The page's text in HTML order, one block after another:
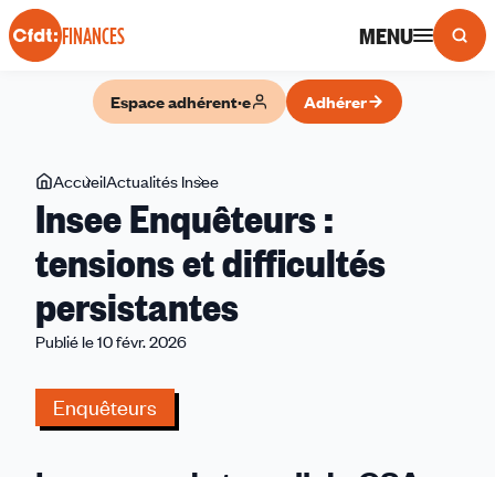
Panneau de gestion des cookies
FINANCES MENU
Espace adhérent·e Adhérer
Vous
êtes
ici
AccueilActualités Insee
Enquêteurs
tensions
et
difficultés
Insee Enquêteurs :
tensions et difficultés
persistantes
Publié le 10 févr. 2026
Enquêteurs